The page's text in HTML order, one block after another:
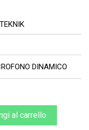
DINAMICO
al carrello